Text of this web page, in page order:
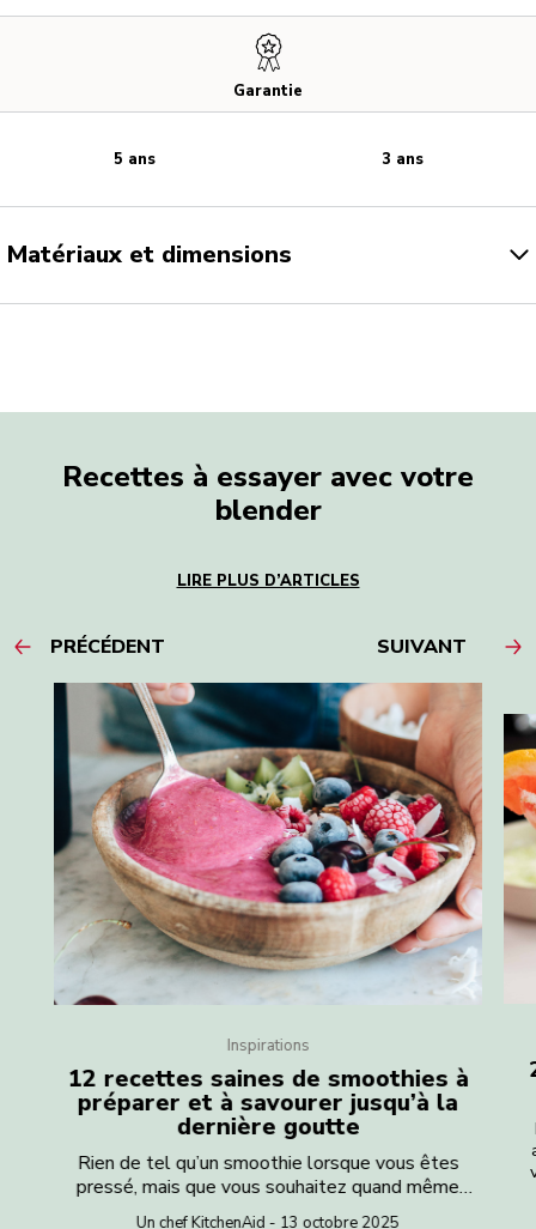
Garantie
5 ans 3 ans
Matériaux et dimensions
Recettes à essayer avec votre
blender
LIRE PLUS D’ARTICLES
PRÉCÉDENT SUIVANT
Inspirations
12 recettes saines de smoothies à
préparer et à savourer jusqu’à la
dernière goutte
Rien de tel qu’un smoothie lorsque vous êtes
pressé, mais que vous souhaitez quand même
manger équilibré. C’est un moyen rapide et facile
Un chef KitchenAid - 13 octobre 2025